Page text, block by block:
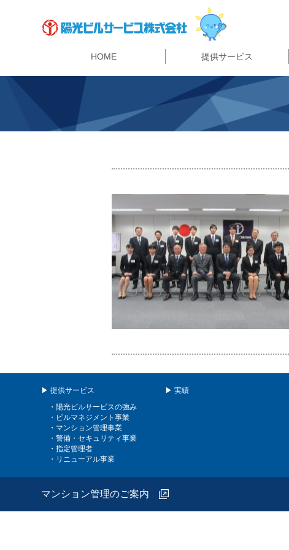
HOME 提供サービス
陽光ビルサービスの強み
ビルマネジメント事業
マンション管理事業
警備・セキュリティ事業
指定管理者
リニューアル事業
▶ 提供サービス
・陽光ビルサービスの強み
・ビルマネジメント事業
・マンション管理事業
・警備・セキュリティ事業
・指定管理者
・リニューアル事業
▶ 実績
マンション管理のご案内